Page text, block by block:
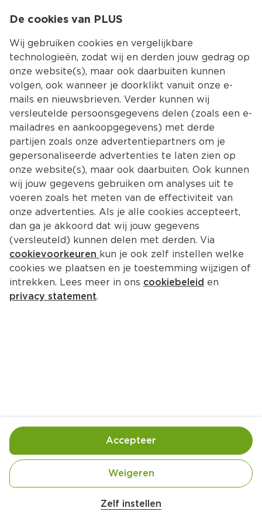
Kies jouw
Ingrediënten Bereiding
De cookies van PLUS
Wij gebruiken cookies en vergelijkbare
technologieën, zodat wij en derden jouw gedrag op
onze website(s), maar ook daarbuiten kunnen
volgen, ook wanneer je doorklikt vanuit onze e-
mails en nieuwsbrieven. Verder kunnen wij
versleutelde persoonsgegevens delen (zoals een e-
mailadres en aankoopgegevens) met derde
partijen zoals onze advertentiepartners om je
gepersonaliseerde advertenties te laten zien op
onze website(s), maar ook daarbuiten. Ook kunnen
wij jouw gegevens gebruiken om analyses uit te
voeren zoals het meten van de effectiviteit van
onze advertenties. Als je alle cookies accepteert,
dan ga je akkoord dat wij jouw gegevens
(versleuteld) kunnen delen met derden. Via
cookievoorkeuren kun je ook zelf instellen welke
cookies we plaatsen en je toestemming wijzigen of
intrekken. Lees meer in ons cookiebeleid en
privacy statement.
Zelf instellen
Weigeren
Accepteer